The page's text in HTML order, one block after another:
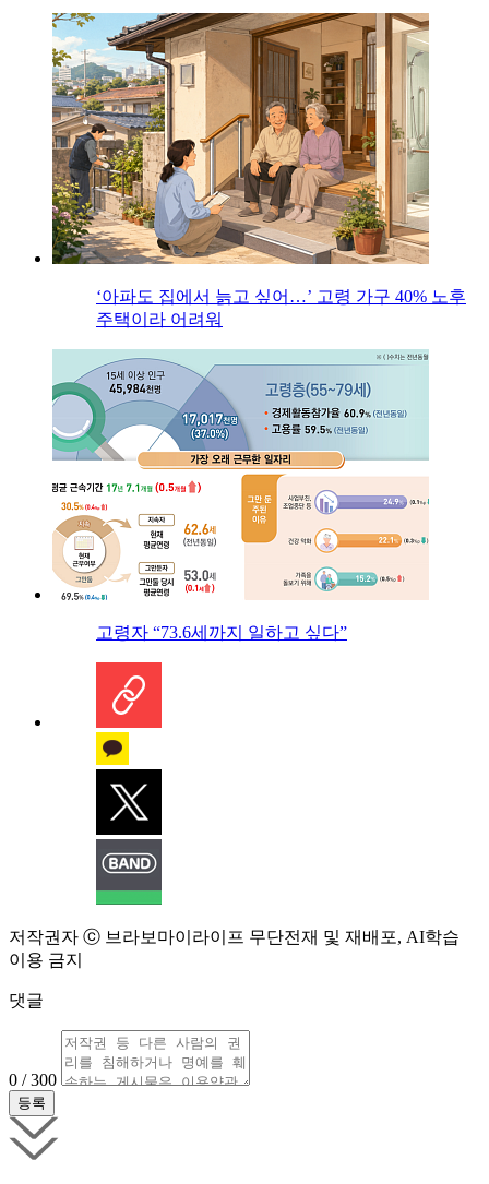
‘아파도 집에서 늙고 싶어…’ 고령 가구 40% 노후
주택이라 어려워
고령자 “73.6세까지 일하고 싶다”
저작권자 ⓒ 브라보마이라이프 무단전재 및 재배포, AI학습
이용 금지
댓글
0 / 300